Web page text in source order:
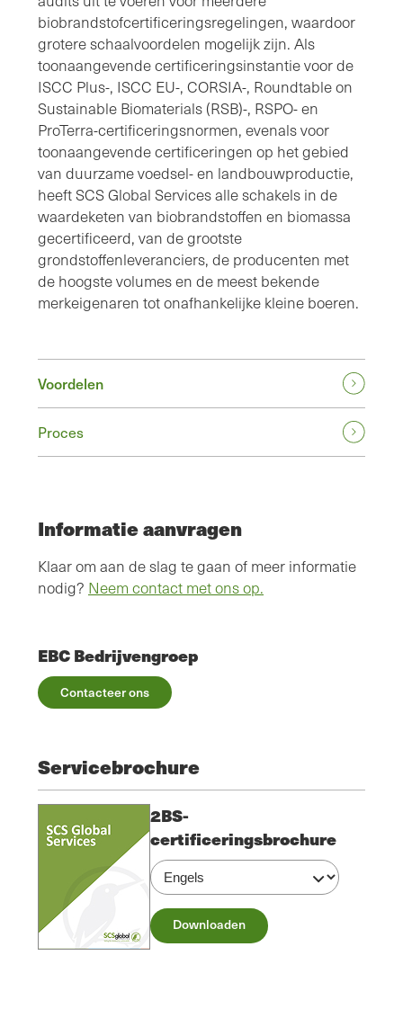
biobrandstofcertificeringsregelingen, waardoor
grotere schaalvoordelen mogelijk zijn. Als
toonaangevende certificeringsinstantie voor de
ISCC Plus-, ISCC EU-, CORSIA-, Roundtable on
Sustainable Biomaterials (RSB)-, RSPO- en
ProTerra-certificeringsnormen, evenals voor
toonaangevende certificeringen op het gebied
van duurzame voedsel- en landbouwproductie,
heeft SCS Global Services alle schakels in de
waardeketen van biobrandstoffen en biomassa
gecertificeerd, van de grootste
grondstoffenleveranciers, de producenten met
de hoogste volumes en de meest bekende
merkeigenaren tot onafhankelijke kleine boeren.
Voordelen
Proces
Informatie aanvragen
Klaar om aan de slag te gaan of meer informatie
nodig? Neem contact met ons op.
EBC Bedrijvengroep
Contacteer ons
Servicebrochure
2BS-
certificeringsbrochure
Downloaden